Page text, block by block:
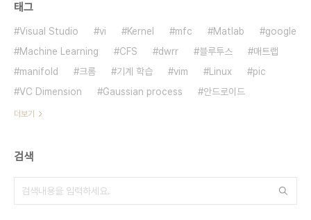
태그
Visual Studio vi Kernel mfc Matlab
google
Machine Learning
CFS dwrr 블루투스
매트랩
manifold
크롬 기계 학습 vim Linux
pic
VC Dimension
Gaussian process 안드로이드
더보기
검색